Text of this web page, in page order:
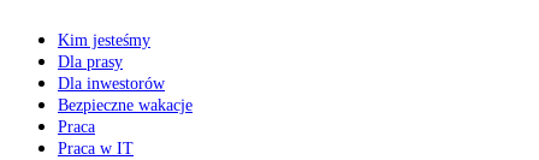
Kim jesteśmy
Dla prasy
Dla inwestorów
Bezpieczne wakacje
Praca
Praca w IT